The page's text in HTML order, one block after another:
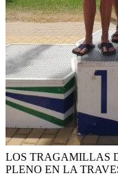
LOS TRAGAMILLAS
PLENO EN LA